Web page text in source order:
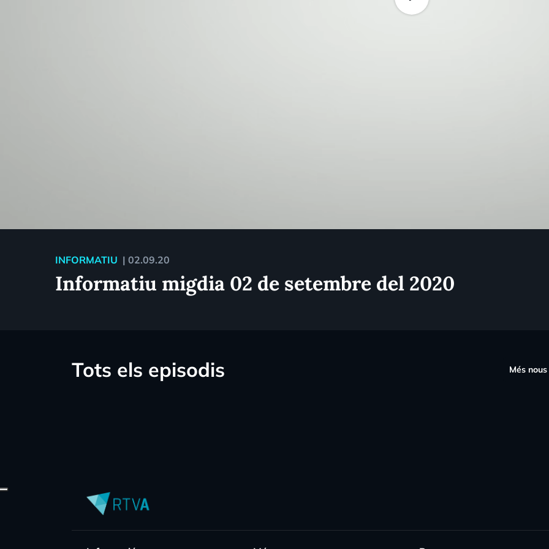
INFORMATIU | 02.09.20
Informatiu migdia 02 de setembre del 2020
Tots els episodis Més nous